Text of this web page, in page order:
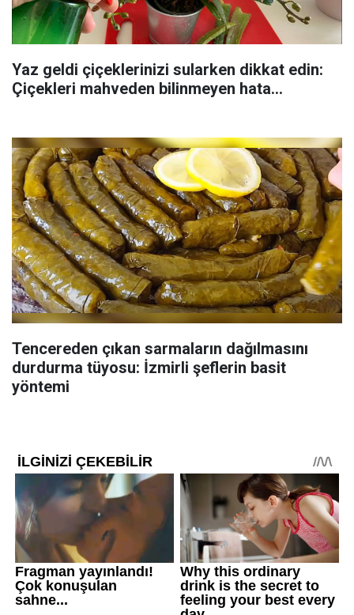
Yaz geldi çiçeklerinizi sularken dikkat edin:
Çiçekleri mahveden bilinmeyen hata...
Tencereden çıkan sarmaların dağılmasını
durdurma tüyosu: İzmirli şeflerin basit
yöntemi